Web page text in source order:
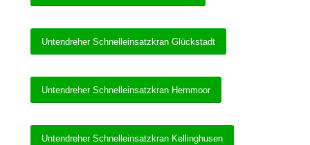
Untendreher Schnelleinsatzkran Glückstadt
Untendreher Schnelleinsatzkran Hemmoor
Untendreher Schnelleinsatzkran Kellinghusen